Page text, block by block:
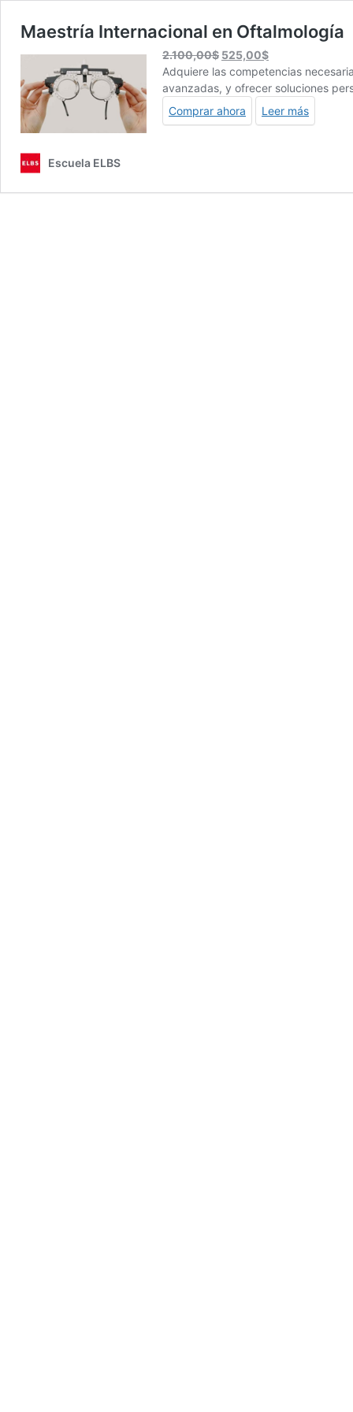
Maestría Internacional en Oftalmología
2.100,00$ El
precio
original
era:
2.100,00$.
525,00$El
precio
actual
525,00$.
Adquiere las competencias
avanzadas, y ofrecer soluciones
Comprar ahora
Leer más
Escuela ELBS